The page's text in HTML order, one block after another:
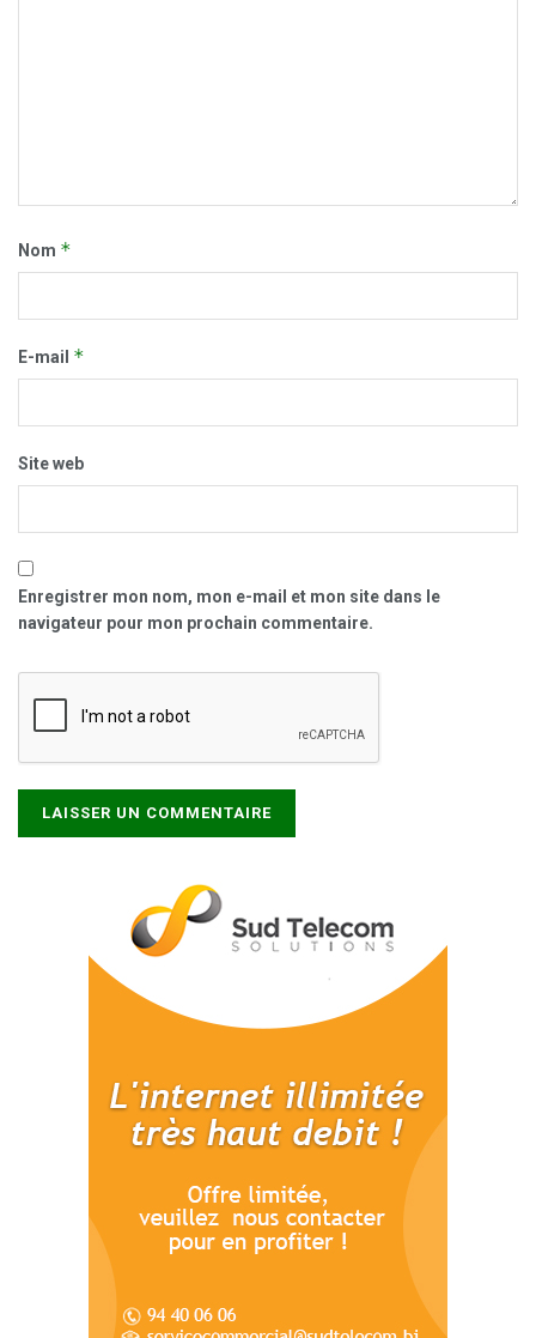
Nom *
E-mail *
Site web
Enregistrer mon nom, mon e-mail et mon site dans le
navigateur pour mon prochain commentaire.